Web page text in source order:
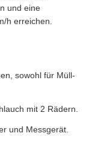
und eine
h erreichen.
sowohl für Müll-
mit 2 Rädern.
und Messgerät.